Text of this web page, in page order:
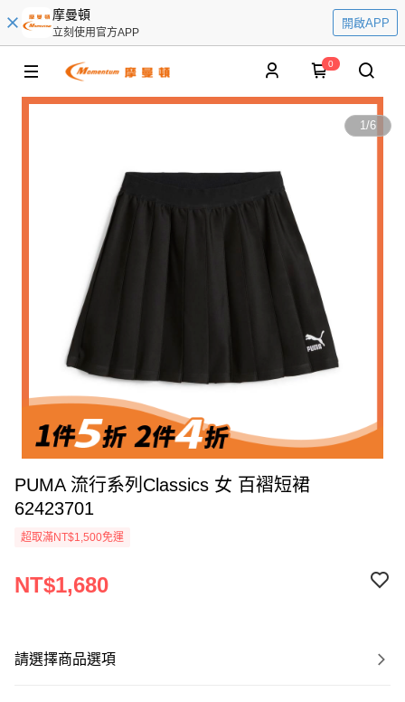
摩曼頓
立刻使用官方APP
開啟APP
0
1/6
PUMA 流行系列Classics 女 百褶短裙
62423701
超取滿NT$1,500免運
NT$1,680
請選擇商品選項